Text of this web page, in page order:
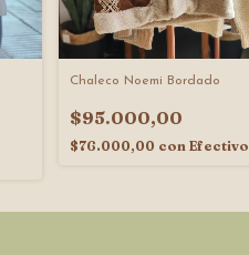
Chaleco Noemi Bordado
$95.000,00
$76.000,00 con Efectivo